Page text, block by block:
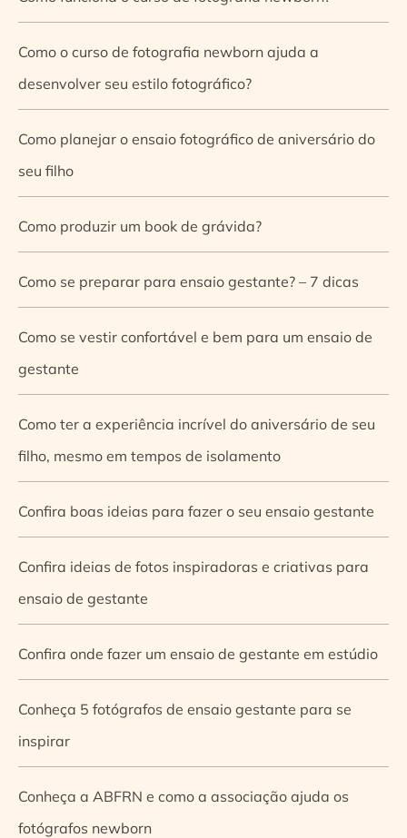
Como o curso de fotografia newborn ajuda a
desenvolver seu estilo fotográfico?
Como planejar o ensaio fotográfico de aniversário do
seu filho
Como produzir um book de grávida?
Como se preparar para ensaio gestante? – 7 dicas
Como se vestir confortável e bem para um ensaio de
gestante
Como ter a experiência incrível do aniversário de seu
filho, mesmo em tempos de isolamento
Confira boas ideias para fazer o seu ensaio gestante
Confira ideias de fotos inspiradoras e criativas para
ensaio de gestante
Confira onde fazer um ensaio de gestante em estúdio
Conheça 5 fotógrafos de ensaio gestante para se
inspirar
Conheça a ABFRN e como a associação ajuda os
fotógrafos newborn